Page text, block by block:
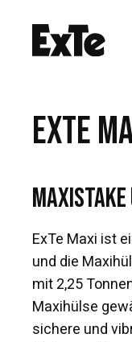
EXTE
Maxistake
ExTe Maxi ist
und die
mit 2,25
Maxihülse
sichere und